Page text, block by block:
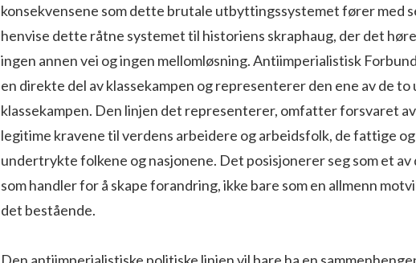
konsekvensene som dette brutale utbyttingssystemet fører med
henvise dette råtne systemet til historiens skraphaug, der det
ingen annen vei og ingen mellomløsning. Antiimperialistisk
en direkte del av klassekampen og representerer den ene av de
klassekampen. Den linjen det representerer, omfatter forsvaret
legitime kravene til verdens arbeidere og arbeidsfolk, de fattige
undertrykte folkene og nasjonene. Det posisjonerer seg som et
som handler for å skape forandring, ikke bare som en allmenn
det bestående.
Den antiimperialistiske politiske linjen vil bare ha en